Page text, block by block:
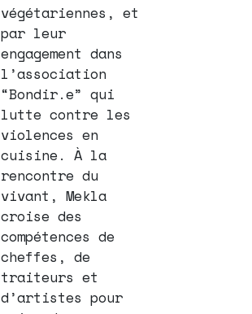
végétariennes, et
par leur
engagement dans
l’association
“Bondir.e” qui
lutte contre les
violences en
cuisine. À la
rencontre du
vivant, Mekla
croise des
compétences de
cheffes, de
traiteurs et
d’artistes pour